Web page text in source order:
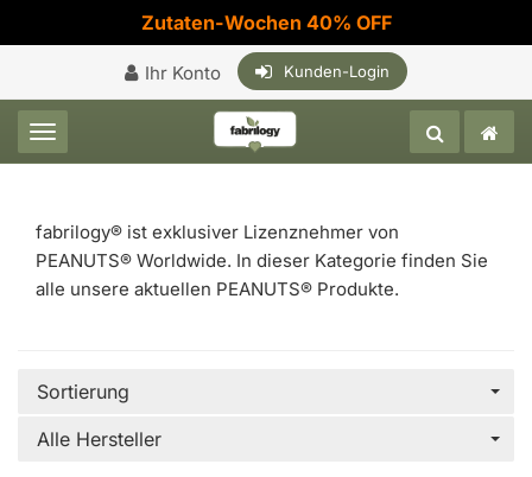
Zutaten-Wochen 40% OFF
Ihr Konto Kunden-Login
Toggle navigation
fabrilogy® ist exklusiver Lizenznehmer von
PEANUTS® Worldwide. In dieser Kategorie finden Sie
alle unsere aktuellen PEANUTS® Produkte.
Sortierung
Alle Hersteller